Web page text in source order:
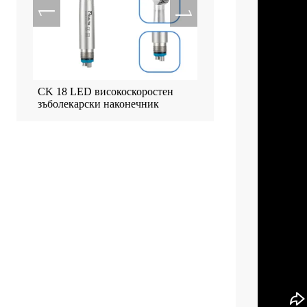
CK 18 LED високоскоростен
зъболекарски наконечник